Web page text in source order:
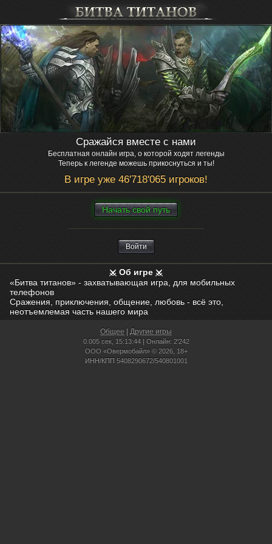
Сражайся вместе с нами
Бесплатная онлайн игра, о которой ходят легенды
Теперь к легенде можешь прикоснуться и ты!
В игре уже 46'718'065 игроков!
Нaчaть свой путь
Войти
Об игре
«Битва титанов» - захватывающая игра, для мобильных
телефонов
Сражения, приключения, общение, любовь - всё это,
неотъемлемая часть нашего мира
Общее Другие игры
0.005 сек, 15:13:44 | Онлайн: 2'242
ООО «Овермобайл» © 2026, 18+
ИНН/КПП 5408290672/540801001